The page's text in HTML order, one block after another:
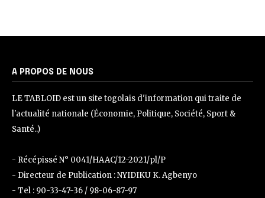
A PROPOS DE NOUS
LE TABLOID est un site togolais d'information qui traite de
l'actualité nationale (Économie, Politique, Société, Sport &
Santé..)
- Récépissé N° 0041/HAAC/12-2021/pl/P
- Directeur de Publication : NYIDIKU K. Agbenyo
- Tel : 90-33-47-36 / 98-06-87-97